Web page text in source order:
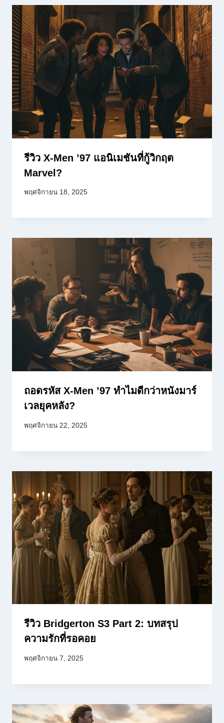
รีวิว X-Men ’97 แอนิเมชันที่กู้วิกฤต
Marvel?
พฤศจิกายน 18, 2025
ถอดรหัส X-Men ’97 ทำไมดีกว่าหนังมาร์
เวลยุคหลัง?
พฤศจิกายน 22, 2025
รีวิว Bridgerton S3 Part 2: บทสรุป
ความรักที่รอคอย
พฤศจิกายน 7, 2025